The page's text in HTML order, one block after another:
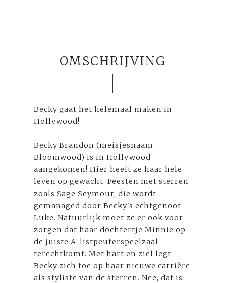
OMSCHRIJVING
Becky gaat het helemaal maken in
Hollywood!
Becky Brandon (meisjesnaam
Bloomwood) is in Hollywood
aangekomen! Hier heeft ze haar hele
leven op gewacht. Feesten met sterren
zoals Sage Seymour, die wordt
gemanaged door Becky's echtgenoot
Luke. Natuurlijk moet ze er ook voor
zorgen dat haar dochtertje Minnie op
de juiste A-listpeuterspeelzaal
terechtkomt. Met hart en ziel legt
Becky zich toe op haar nieuwe carrière
als styliste van de sterren. Nee, dat is